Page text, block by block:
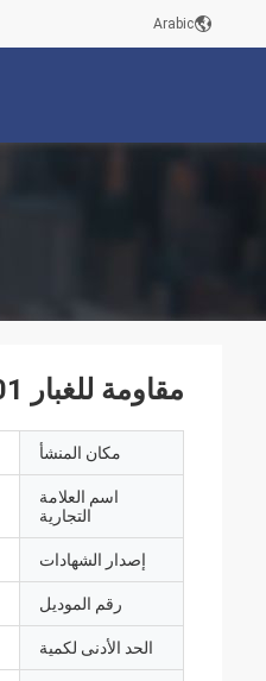
Arabic
مقاومة للغبار ISO9001 المحرك الكهربائي عالي الكفاءة لأجهزة العلاج
مكان المنشأ
اسم العلامة
التجارية
إصدار الشهادات
رقم الموديل
الحد الأدنى لكمية